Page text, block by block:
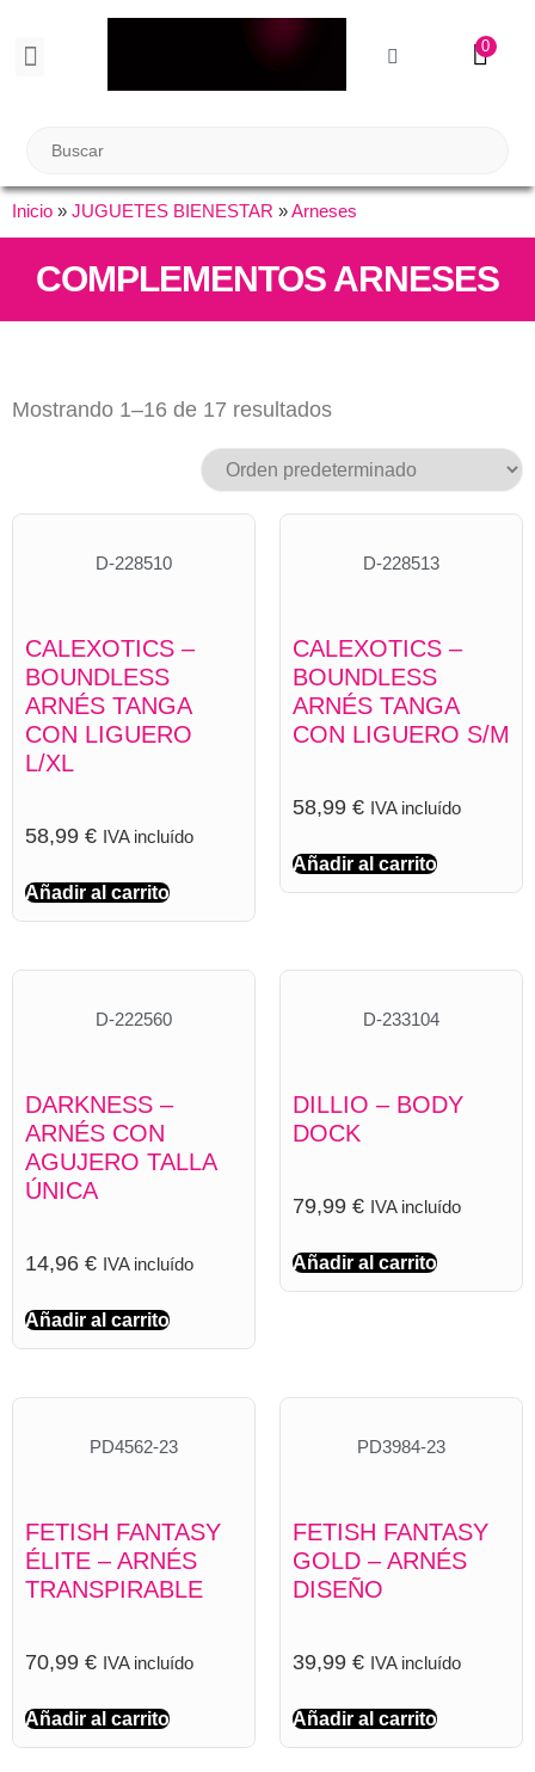
0
Inicio » JUGUETES BIENESTAR »Arneses
COMPLEMENTOS ARNESES
Mostrando 1–16 de 17 resultados
D-228510
CALEXOTICS –
BOUNDLESS
ARNÉS TANGA
CON LIGUERO
L/XL
58,99 € IVA incluído
Añadir al carrito
D-228513
CALEXOTICS –
BOUNDLESS
ARNÉS TANGA
CON LIGUERO S/M
58,99 € IVA incluído
Añadir al carrito
D-222560
DARKNESS –
ARNÉS CON
AGUJERO TALLA
ÚNICA
14,96 € IVA incluído
Añadir al carrito
D-233104
DILLIO – BODY
DOCK
79,99 € IVA incluído
Añadir al carrito
PD4562-23
FETISH FANTASY
ÉLITE – ARNÉS
TRANSPIRABLE
70,99 € IVA incluído
Añadir al carrito
PD3984-23
FETISH FANTASY
GOLD – ARNÉS
DISEÑO
39,99 € IVA incluído
Añadir al carrito